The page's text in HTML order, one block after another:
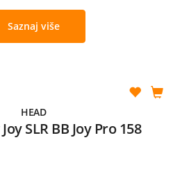
Saznaj više
HEAD
SLR BB Joy Pro 158